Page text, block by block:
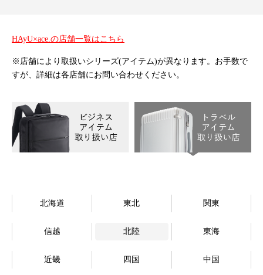
Language
HAyU×ace.の店舗一覧はこちら
※店舗により取扱いシリーズ(アイテム)が異なります。お手数で
すが、詳細は各店舗にお問い合わせください。
北海道 東北 関東
信越 北陸 東海
近畿 四国 中国